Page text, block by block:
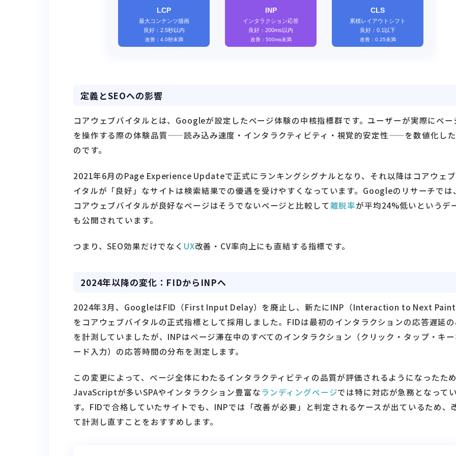
定義とSEOへの影響
コアウェブバイタルとは、Googleが設定したページ体験の中核指標群です。ユーザーが実際にペー
を操作する際の体験品質——読み込み速度・インタラクティビティ・視覚的安定性——を数値化し
のです。
2021年6月のPage Experience Updateで正式にランキングシグナルとなり、それ以降はコアウェ
イタルが「良好」なサイトは検索結果での優遇を受けやすくなっています。Googleのリサーチでは、
コアウェブバイタルが良好なページはそうでないページと比較して離脱率が平均24%低いというデ
も公開されています。
つまり、SEO効果だけでなく UX改善・CV率向上にも直結する指標です。
2024年以降の変化：FIDからINPへ
2024年3月、GoogleはFID（First Input Delay）を廃止し、新たにINP（Interaction to Next Paint
をコアウェブバイタルの正式指標として採用しました。FIDは最初のインタラクションの応答遅延
を計測していましたが、INPはページ滞在中のすべてのインタラクション（クリック・タップ・キ
ード入力）の応答時間の分布を測定します。
この変更によって、ページ全体にわたるインタラクティビティの品質が評価されるようになったため
JavaScriptが多いSPAやインタラクション豊富なランディングページでは特に対応が急務となって
す。FIDで合格していたサイトでも、INPでは「改善が必要」と判定されるケースが出ているため、
て計測し直すことをおすすめします。